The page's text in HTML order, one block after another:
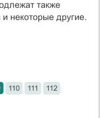
также
некоторые другие.
110 111
112